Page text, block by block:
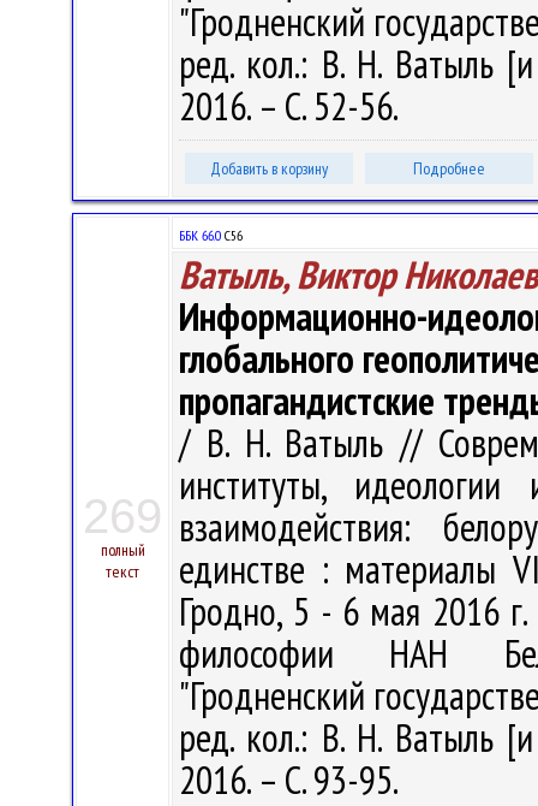
"Гродненский
ред. кол.: В. Н. Ватыль
2016. – С. 52-56.
Добавить в корзину Подробнее
269
полный
текст
ББК 66.0 С56
Ватыль, Виктор
Информационно-
глобального
пропагандистские
/ В. Н. Ватыль //
институты, идеологии
взаимодействия:
единстве : материалы
Гродно, 5 - 6 мая 2016
философии НАН
"Гродненский
ред. кол.: В. Н. Ватыль
2016. – С. 93-95.